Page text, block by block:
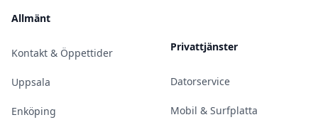
Allmänt
Kontakt & Öppettider
Uppsala
Enköping
Privattjänster
Datorservice
Mobil & Surfplatta